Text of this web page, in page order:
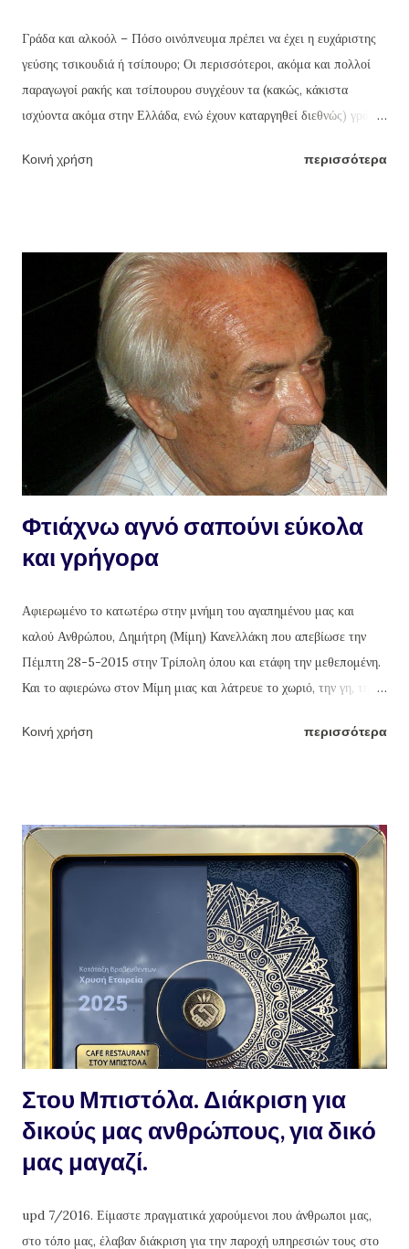
Γράδα και αλκοόλ – Πόσο οινόπνευμα πρέπει να έχει η ευχάριστης
γεύσης τσικουδιά ή τσίπουρο; Οι περισσότεροι, ακόμα και πολλοί
παραγωγοί ρακής και τσίπουρου συγχέουν τα (κακώς, κάκιστα
ισχύοντα ακόμα στην Ελλάδα, ενώ έχουν καταργηθεί διεθνώς) γράδα
αγνοούν ότι βγάζοντας π.χ. ως συνήθως (κακώς) 18 γράδα την ρακή,
τσικουδιά δεν πρέπει να ξεπερνά τους 37-39 το πολύ βαθμούς
οινοπνεύματος, δηλαδή 16-16,5 γράδα (βλ πίνακα παρακάτω).
Δυστυχώς, ελάχιστοι
Κοινή χρήση περισσότερα
Φτιάχνω αγνό σαπούνι εύκολα
και γρήγορα
Αφιερωμένο το κατωτέρω στην μνήμη του αγαπημένου μας και
καλού Ανθρώπου, Δημήτρη (Μίμη) Κανελλάκη που απεβίωσε την
Πέμπτη 28-5-2015 στην Τρίπολη όπου και ετάφη την μεθεπομένη.
Και το αφιερώνω στον Μίμη μιας και λάτρευε το χωριό, την γη, την
τα χεράκια του. Πράξεις που έκανε κάθε χρόνο τέτοιες μέρες, εδώ
παλαιότερο λάδι θα βρούμε. Όσο παλαιότερο το λάδι, τόσο το
καλύτερο, αν θέλουμε να κάνουμε σαπούνι που θα είναι εξαιρετικό,
υγιεινό, υποαλεργικό, αγνό και κυρίως 100% οικολογικό, μέσα σε
1/2 ώρα. Οδηγίες : ζυγίζουμε το λάδι που έχουμε σε ζυγαριά
ακριβείας. Σημειωτέον πως, το μπουκάλι με το 1 λίτρο λάδι δεν
ζυγίζει 1 κιλό λάδι, μιας και είναι πολύ ελαφρύτερο ! για κάθε κιλό
λάδι χρειαζόμαστε 300 γραμμά...
Κοινή χρήση περισσότερα
Στου Μπιστόλα. Διάκριση για
δικούς μας ανθρώπους, για δικό
μας μαγαζί.
upd 7/2016. Είμαστε πραγματικά χαρούμενοι που άνθρωποι μας,
στο τόπο μας, έλαβαν διάκριση για την παροχή υπηρεσιών τους στο